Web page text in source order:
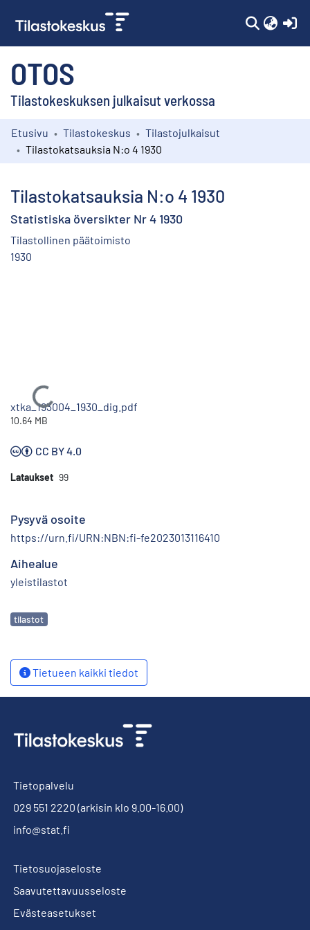
OTOS
Tilastokeskuksen julkaisut verkossa
Kokoelmat
Etusivu Tilastokeskus
Tilastojulkaisut
Tilastokatsauksia N:o 4 1930
Tilastokatsauksia N:o 4 1930
Statistiska översikter Nr 4 1930
Tilastollinen päätoimisto
1930
Ladataan...
xtka_193004_1930_dig.pdf
10.64 MB
CC BY 4.0
Lataukset 99
Pysyvä osoite
https://urn.fi/URN:NBN:fi-fe2023013116410
Aihealue
yleistilastot
Avainsanat
tilastot
Tietueen kaikki tiedot
Tietopalvelu
029 551 2220 (arkisin klo 9.00-16.00)
info@stat.fi
Tietosuojaseloste
Saavutettavuusseloste
Evästeasetukset